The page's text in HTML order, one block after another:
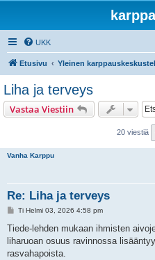
UKK
Etusivu Yleinen
Liha ja terveys
Vastaa Viestiin
20 viestiä
Vanha Karppu
Re: Liha ja terveys
V
e
t
i
Ti Helmi 03, 2026 4:58 pm
Tiede-lehden mukaan ihmisten
liharuoan osuus ravinnossa
rasvahapoista.